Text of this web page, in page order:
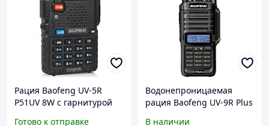
Рация Baofeng UV-5R
P51UV 8W с гарнитурой
Готово к отправке
Водонепроницаемая
рация Baofeng UV-9R Plus
В наличии